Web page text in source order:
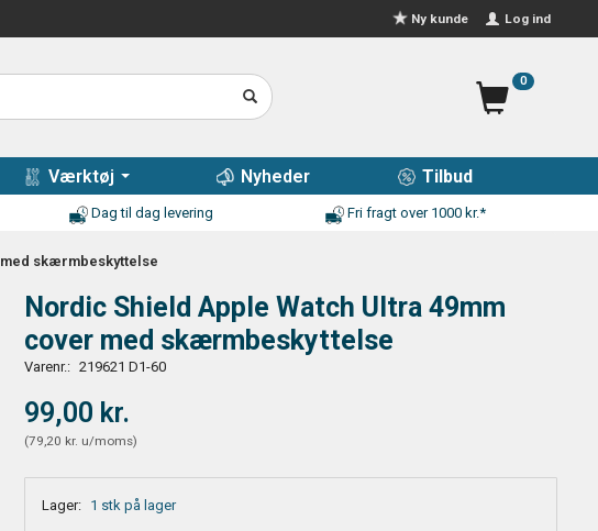
Log ind
Ny kunde
0
Værktøj Nyheder Tilbud
Dag til dag levering Fri fragt over 1000 kr.*
skærmbeskyttelse
Nordic Shield Apple Watch Ultra 49mm
cover med skærmbeskyttelse
Varenr.: 219621 D1-60
99,00 kr.
(79,20 kr. u/moms)
Lager: 1 stk på lager